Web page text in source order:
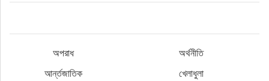
অপরাধ
অর্থনীতি
আর্ন্তজাতিক
খেলাধুলা